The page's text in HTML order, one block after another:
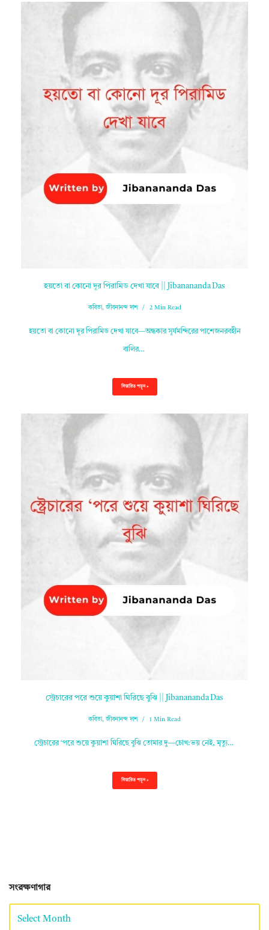
হয়তো বা কোনো দূর পিরামিড দেখা যাবে || Jibanananda Das
কবিতা,জীবনানন্দ দাশ 2 Min Read
হয়তো বা কোনো দূর পিরামিড দেখা যাবে—অন্ধকার সূর্যমন্দিরের পাশেজনরবহীন
বালির…
বিস্তারিত পড়ুন »
স্ট্রেচারের পরে শুয়ে কুয়াশা ঘিরিছে বুঝি || Jibanananda Das
কবিতা,জীবনানন্দ দাশ 1 Min Read
স্ট্রেচারের ‘পরে শুয়ে কুয়াশা ঘিরিছে বুঝি তোমার দু—চোখ:ভয় নেই, মৃত্যু…
বিস্তারিত পড়ুন »
সংরক্ষণাগার